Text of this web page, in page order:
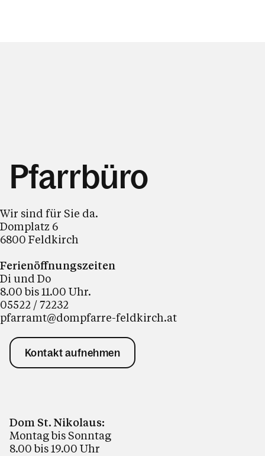
Pfarrbüro
Wir sind für Sie da.
Domplatz 6
6800 Feldkirch
Ferienöffnungszeiten
Di und Do
8.00 bis 11.00 Uhr.
05522 / 72232
pfarramt@dompfarre-feldkirch.at
Kontakt aufnehmen
Dom St. Nikolaus:
Montag bis Sonntag
8.00 bis 19.00 Uhr